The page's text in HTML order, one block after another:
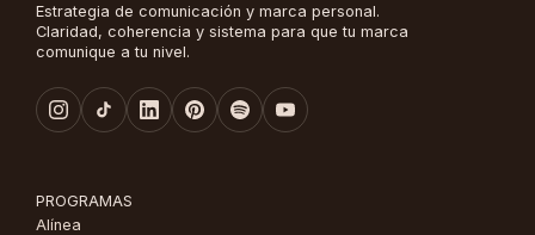
Estrategia de comunicación y marca personal.
Claridad, coherencia y sistema para que tu marca
comunique a tu nivel.
PROGRAMAS
Alínea